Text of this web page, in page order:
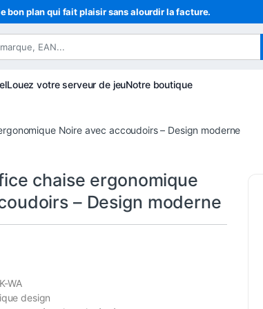
bon plan qui fait plaisir sans alourdir la facture.
Louez votre serveur de jeuNotre boutique
Noire avec accoudoirs – Design moderne
chaise ergonomique
– Design moderne
WA
design